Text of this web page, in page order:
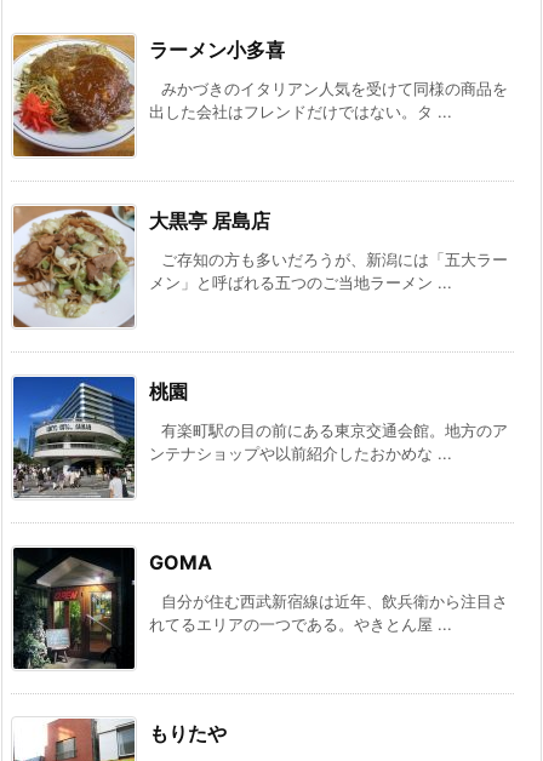
ラーメン小多喜
みかづきのイタリアン人気を受けて同様の商品を
出した会社はフレンドだけではない。タ ...
大黒亭 居島店
ご存知の方も多いだろうが、新潟には「五大ラー
メン」と呼ばれる五つのご当地ラーメン ...
桃園
有楽町駅の目の前にある東京交通会館。地方のア
ンテナショップや以前紹介したおかめな ...
GOMA
自分が住む西武新宿線は近年、飲兵衛から注目さ
れてるエリアの一つである。やきとん屋 ...
もりたや